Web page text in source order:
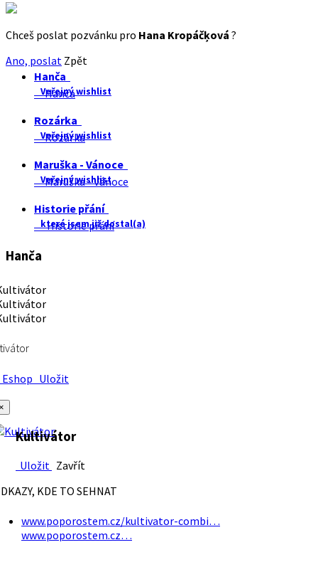
Chceš poslat pozvánku pro Hana Kropáčķová ?
Ano, poslat Zpět
Hanča
Veřejný wishlist
Hanča
Rozárka
Veřejný wishlist
Rozárka
Maruška - Vánoce
Veřejný wishlist
Maruška - Vánoce
Historie přání
které jsem již dostal(a)
Historie přání
Hanča
Uložit
Kultivátor
Uložit Zavřít
KDE TO SEHNAT
www.poporostem.cz/kultivator-combi…
www.poporostem.cz…